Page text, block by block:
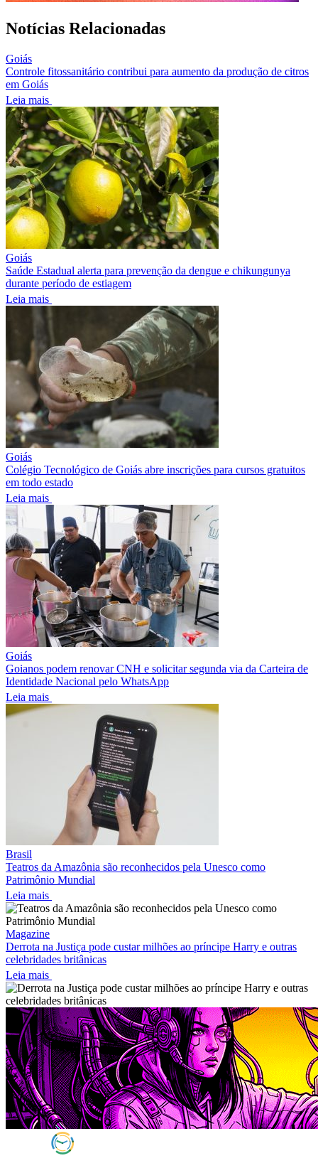
Notícias Relacionadas
Goiás
Controle fitossanitário contribui para aumento da produção de citros
em Goiás
Leia mais
Goiás
Saúde Estadual alerta para prevenção da dengue e chikungunya
durante período de estiagem
Leia mais
Goiás
Colégio Tecnológico de Goiás abre inscrições para cursos gratuitos
em todo estado
Leia mais
Goiás
Goianos podem renovar CNH e solicitar segunda via da Carteira de
Identidade Nacional pelo WhatsApp
Leia mais
Brasil
Teatros da Amazônia são reconhecidos pela Unesco como
Patrimônio Mundial
Leia mais
Magazine
Derrota na Justiça pode custar milhões ao príncipe Harry e outras
celebridades britânicas
Leia mais